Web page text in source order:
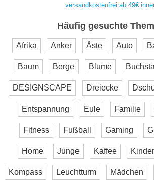
versandkostenfrei ab 49€
Häufig gesuchte
Afrika Anker Äste Auto
Baum Berge Blume
DESIGNSCAPE Dreiecke
Entspannung Eule Familie
Fitness Fußball Gaming
Home Junge Kaffee
Kompass Leuchtturm Mädchen